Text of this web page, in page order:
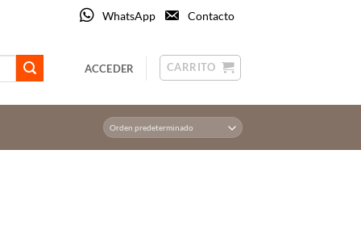
WhatsApp Contacto
ACCEDER CARRITO